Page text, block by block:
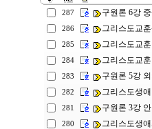
287 구원론 6강
286 그리스도교
285 그리스도교
284 그리스도교
283 구원론 5강
282 그리스도생
281 구원론 3강
280 그리스도생